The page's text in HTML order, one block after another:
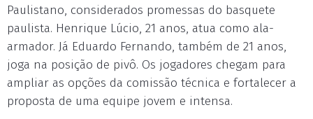
Paulistano, considerados promessas do basquete
paulista. Henrique Lúcio, 21 anos, atua como ala-
armador. Já Eduardo Fernando, também de 21 anos,
joga na posição de pivô. Os jogadores chegam para
ampliar as opções da comissão técnica e fortalecer a
proposta de uma equipe jovem e intensa.